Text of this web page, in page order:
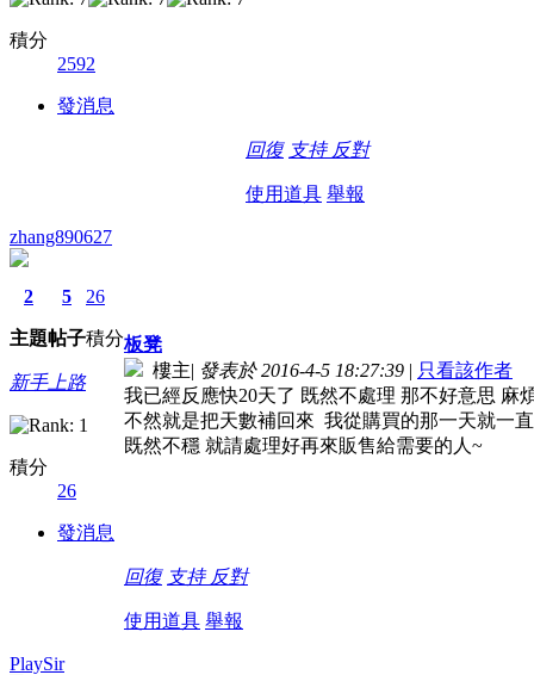
積分
2592
發消息
回復 支持 反對
使用道具 舉報
zhang890627
2
主題
5
帖子
26
積分
新手上路
積分
26
發消息
板凳
樓主| 發表於 2016-4-5 18:27:39 | 只看該作者
我已經反應快20天了 既然不處理 那不好意思 麻
不然就是把天數補回來 我從購買的那一天就一
既然不穩 就請處理好再來販售給需要的人~
回復 支持 反對
使用道具 舉報
PlaySir